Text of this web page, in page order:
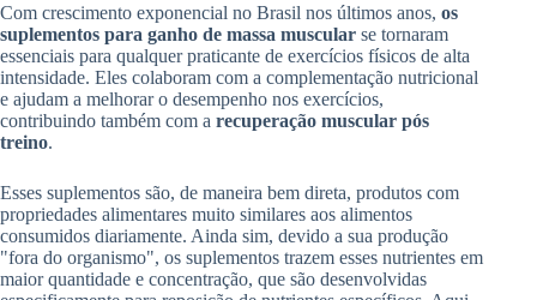
Com crescimento exponencial no Brasil nos últimos anos, os
suplementos para ganho de massa muscular se tornaram
essenciais para qualquer praticante de exercícios físicos de alta
intensidade. Eles colaboram com a complementação nutricional
e ajudam a melhorar o desempenho nos exercícios,
contribuindo também com a recuperação muscular pós
treino.
Esses suplementos são, de maneira bem direta, produtos com
propriedades alimentares muito similares aos alimentos
consumidos diariamente. Ainda sim, devido a sua produção
"fora do organismo", os suplementos trazem esses nutrientes em
maior quantidade e concentração, que são desenvolvidas